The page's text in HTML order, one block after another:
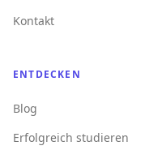
Kontakt
ENTDECKEN
Blog
Erfolgreich studieren